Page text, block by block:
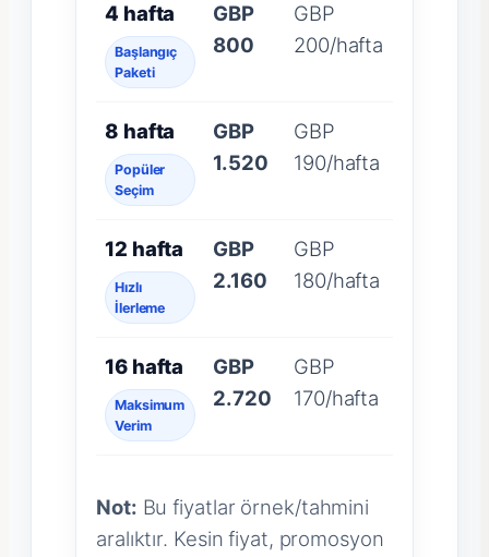
4 hafta
Başlangıç
Paketi
GBP
800
GBP
200/hafta
8 hafta
Popüler
Seçim
GBP
1.520
GBP
190/hafta
12 hafta
Hızlı
İlerleme
GBP
2.160
GBP
180/hafta
16 hafta
Maksimum
Verim
GBP
2.720
GBP
170/hafta
Not: Bu fiyatlar örnek/tahmini
aralıktır. Kesin fiyat, promosyon